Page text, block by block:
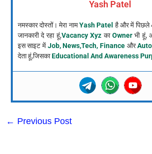
Yash Patel
नमस्कार दोस्तों। मेरा नामYash Patel है और में पिछले
जानकारी दे रहा हूं,Vacancy Xyz काOwnerभी हूं,
इस साइट मेंJob, News,Tech, Finance औरAuto
देता हूं,जिसकाEducational And Awareness
← Previous Post